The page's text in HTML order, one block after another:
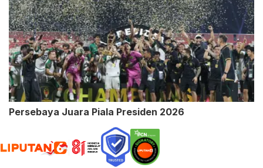
Persebaya Juara Piala Presiden 2026